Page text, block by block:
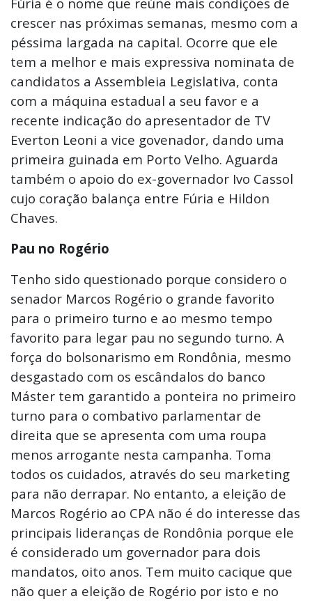
crescer nas próximas semanas, mesmo com a
péssima largada na capital. Ocorre que ele
tem a melhor e mais expressiva nominata de
candidatos a Assembleia Legislativa, conta
com a máquina estadual a seu favor e a
recente indicação do apresentador de TV
Everton Leoni a vice govenador, dando uma
primeira guinada em Porto Velho. Aguarda
também o apoio do ex-governador Ivo Cassol
cujo coração balança entre Fúria e Hildon
Chaves.
Pau no Rogério
Tenho sido questionado porque considero o
senador Marcos Rogério o grande favorito
para o primeiro turno e ao mesmo tempo
favorito para legar pau no segundo turno. A
força do bolsonarismo em Rondônia, mesmo
desgastado com os escândalos do banco
Máster tem garantido a ponteira no primeiro
turno para o combativo parlamentar de
direita que se apresenta com uma roupa
menos arrogante nesta campanha. Toma
todos os cuidados, através do seu marketing
para não derrapar. No entanto, a eleição de
Marcos Rogério ao CPA não é do interesse das
principais lideranças de Rondônia porque ele
é considerado um governador para dois
mandatos, oito anos. Tem muito cacique que
não quer a eleição de Rogério por isto e no